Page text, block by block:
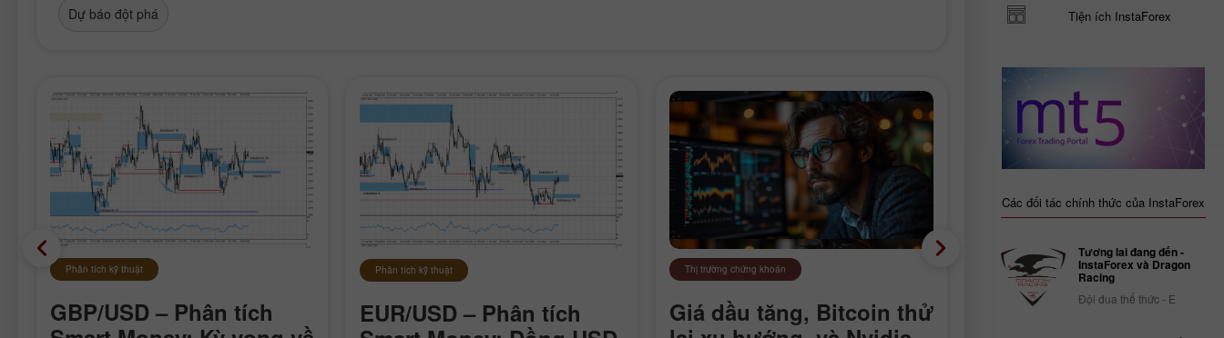
Dự báo đột phá
Phân tích kỹ thuật
GBP/USD – Phân tích
Phân tích kỹ thuật
EUR/USD – Phân tích
Thị trường chứng khoán
Giá dầu tăng, Bitcoin thử
Phân tích cơ bản
Âm 23.000 thay vì
Tiện ích InstaForex
Các đối tác chính thức của InstaForex
Tương lai đang đến -
InstaForex và Dragon
Racing
Đội đua thể thức - E